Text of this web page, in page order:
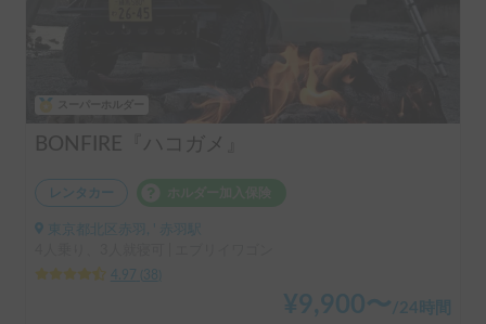
BONFIRE『ハコガメ』
レンタカー
東京都北区赤羽, ' 赤羽駅
4.97
38
¥9,900〜 /24時間